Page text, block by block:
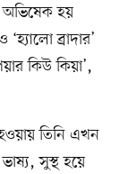
অভিষেক হয়
ব্রাদার’
কিউ কিয়া’,
তিনি এখন
সুস্থ হয়ে